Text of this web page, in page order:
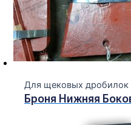
Для щековых дробилок
Броня Нижняя